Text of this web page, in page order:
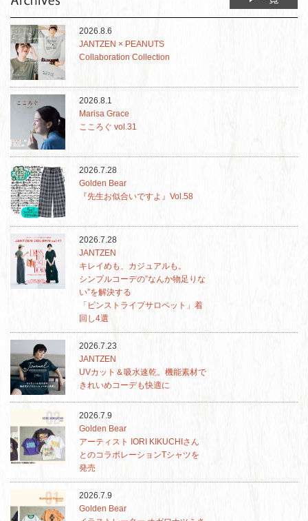
2026.8.6
JANTZEN × PEANUTS
Collaboration Collection
2026.8.1
Marisa Grace
こころぐ vol.31
2026.7.28
Golden Bear
『先生お似合いですよ』Vol.58
2026.7.28
JANTZEN
キレイめも、カジュアルも。
シンプルコーデの”なんか物足りな
い”を解決する
「ピンストライプサロペット」着
回し4選
2026.7.23
JANTZEN
UVカット＆吸水速乾。機能素材で
きれいめコーデも快適に
2026.7.9
Golden Bear
アーティスト IORI KIKUCHIさん
とのコラボレーションTシャツを
発売
2026.7.9
Golden Bear